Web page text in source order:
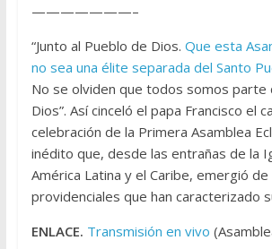
———————–
“Junto al Pueblo de Dios. Que esta
no sea una élite separada del Santo
No se olviden que todos somos parte
Dios”. Así cinceló el papa Francisco el
celebración de la Primera Asamblea
inédito que, desde las entrañas de la
América Latina y el Caribe, emergió
providenciales que han caracterizado
ENLACE. Transmisión en vivo